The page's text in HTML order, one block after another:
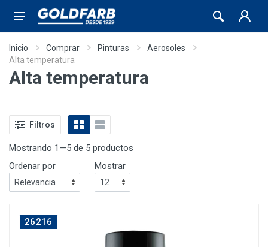
Inicio Comprar Pinturas
Aerosoles
Alta temperatura
Alta temperatura
Filtros
Mostrando 1—5 de 5 productos
Ordenar por
Mostrar
26216